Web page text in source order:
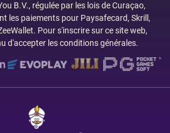
B.V., régulée par les lois de Curaçao,
les paiements pour Paysafecard, Skrill,
Pour s'inscrire sur ce site web,
d'accepter les conditions générales.